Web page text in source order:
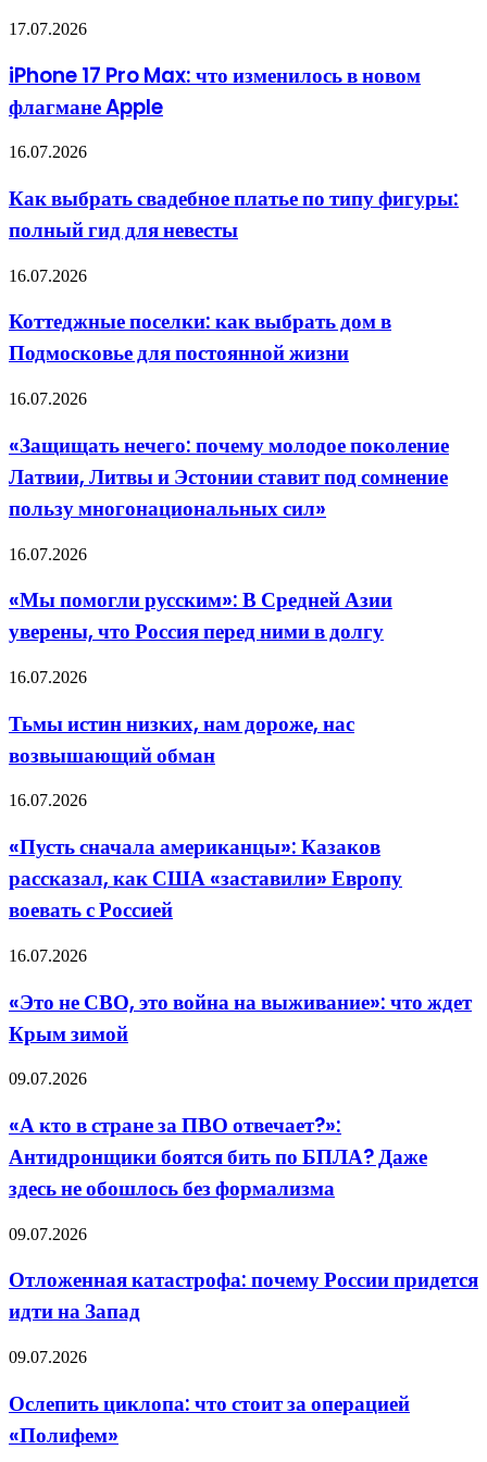
iPhone
Pro
Max:
что
в
Apple
17.07.2026
iPhone 17 Pro Max: что изменилось в новом
флагмане Apple
Как
свадебное
платье
по
фигуры:
полный
для
невесты
16.07.2026
Как выбрать свадебное платье по типу фигуры:
полный гид для невесты
Коттеджные
как
выбрать
дом
Подмосковье
жизни
16.07.2026
Коттеджные поселки: как выбрать дом в
Подмосковье для постоянной жизни
«Защищать
почему
молодое
поколение
Литвы
Эстонии
под
сомнение
пользу
сил»
16.07.2026
«Защищать нечего: почему молодое поколение
Латвии, Литвы и Эстонии ставит под сомнение
пользу многонациональных сил»
«Мы
русским»:
В
Средней
уверены,
перед
ними
в
16.07.2026
«Мы помогли русским»: В Средней Азии
уверены, что Россия перед ними в долгу
Тьмы
низких,
нам
дороже,
возвышающий
16.07.2026
Тьмы истин низких, нам дороже, нас
возвышающий обман
«Пусть
американцы»:
Казаков
рассказал,
США
Европу
с
Россией
16.07.2026
«Пусть сначала американцы»: Казаков
рассказал, как США «заставили» Европу
воевать с Россией
«Это
СВО,
это
война
выживание»:
Крым
зимой
16.07.2026
«Это не СВО, это война на выживание»: что ждет
Крым зимой
«А
стране
за
отвечает?»:
боятся
по
БПЛА?
Даже
не
формализма
09.07.2026
«А кто в стране за ПВО отвечает?»:
Антидронщики боятся бить по БПЛА? Даже
здесь не обошлось без формализма
Отложенная
почему
России
придется
на
09.07.2026
Отложенная катастрофа: почему России придется
идти на Запад
Ослепить
что
стоит
за
09.07.2026
Ослепить циклопа: что стоит за операцией
«Полифем»